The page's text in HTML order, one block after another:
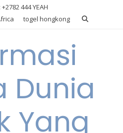
444 YEAH
togel hongkong
Dunia
Yang